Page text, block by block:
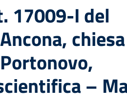
17009-I del
–